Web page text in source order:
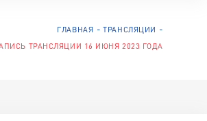
ГЛАВНАЯ
ТРАНСЛЯЦИИ
ТРАНСЛЯЦИИ 16 ИЮНЯ 2023 ГОДА